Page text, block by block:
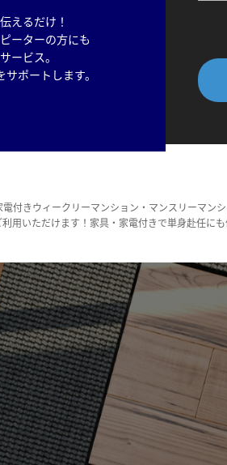
えるだけ！
ーターの方にも
ービス。
ポートします。
付きウィークリーマンション・マンスリーマン
用いただけます！家具・家電付きで単身赴任にも